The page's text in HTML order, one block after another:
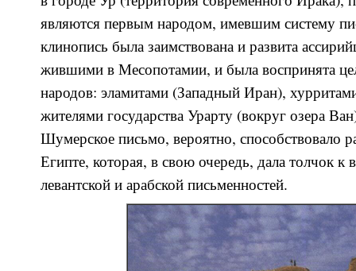
являются первым народом, имевшим систему
клинопись была заимствована и развита
жившими в Месопотамии, и была воспринята
народов: эламитами (Западный Иран),
жителями государства Урарту (вокруг озера
Шумерское письмо, вероятно, способствовало
Египте, которая, в свою очередь, дала толчок к
левантской и арабской письменностей.